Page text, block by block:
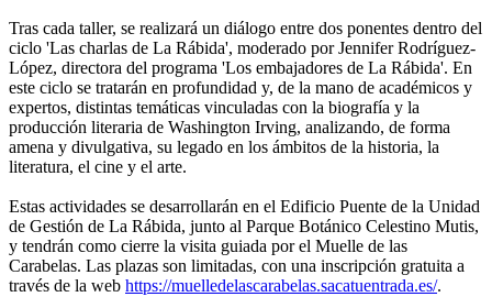
Tras cada taller, se realizará un diálogo entre dos ponentes dentro del
ciclo 'Las charlas de La Rábida', moderado por Jennifer Rodríguez-
López, directora del programa 'Los embajadores de La Rábida'. En
este ciclo se tratarán en profundidad y, de la mano de académicos y
expertos, distintas temáticas vinculadas con la biografía y la
producción literaria de Washington Irving, analizando, de forma
amena y divulgativa, su legado en los ámbitos de la historia, la
literatura, el cine y el arte.
Estas actividades se desarrollarán en el Edificio Puente de la Unidad
de Gestión de La Rábida, junto al Parque Botánico Celestino Mutis,
y tendrán como cierre la visita guiada por el Muelle de las
Carabelas. Las plazas son limitadas, con una inscripción gratuita a
través de la web https://muelledelascarabelas.sacatuentrada.es/.